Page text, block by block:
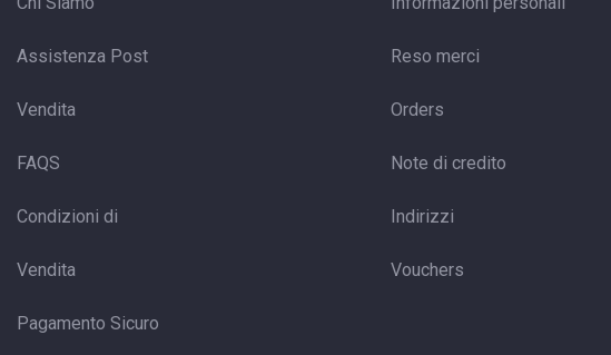
Assistenza Post
Vendita
FAQS
Condizioni di
Vendita
Pagamento Sicuro
Reso merci
Orders
Note di credito
Indirizzi
Vouchers